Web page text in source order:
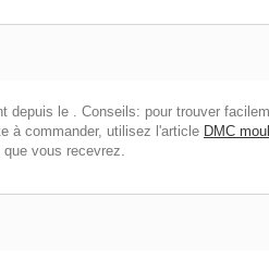
depuis le . Conseils: pour trouver
à commander, utilisez l'article DMC
vous recevrez.